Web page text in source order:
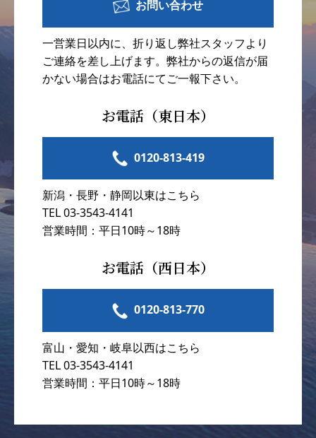
お問い合わせ
一営業日以内に、折り返し弊社スタッフより
ご連絡を差し上げます。弊社からの返信が届
かない場合はお電話にてご一報下さい。
お電話（東日本）
0120-813-419
新潟・長野・静岡以東はこちら
TEL 03-3543-4141
営業時間：平日10時～18時
お電話（西日本）
0120-813-770
富山・愛知・岐阜以西はこちら
TEL 03-3543-4141
営業時間：平日10時～18時